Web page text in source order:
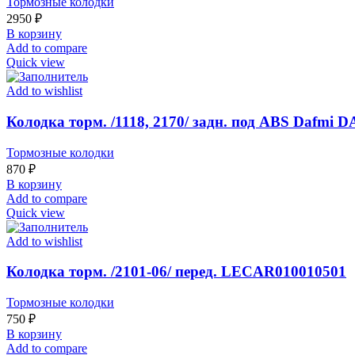
2950 ₽
В корзину
Add to compare
Quick view
Add to wishlist
Колодка торм. /1118, 2170/ задн. под ABS Dafmi
Тормозные колодки
870 ₽
В корзину
Add to compare
Quick view
Add to wishlist
Колодка торм. /2101-06/ перед. LECAR010010501
Тормозные колодки
750 ₽
В корзину
Add to compare